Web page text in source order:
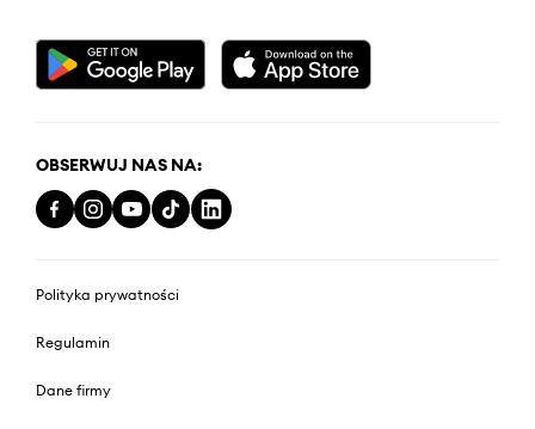
OBSERWUJ NAS NA:
Polityka prywatności
Regulamin
Dane firmy